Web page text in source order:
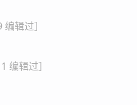
辑过］
编辑过］